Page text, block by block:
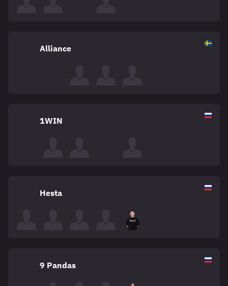
Alliance
1WIN
Hesta
9 Pandas